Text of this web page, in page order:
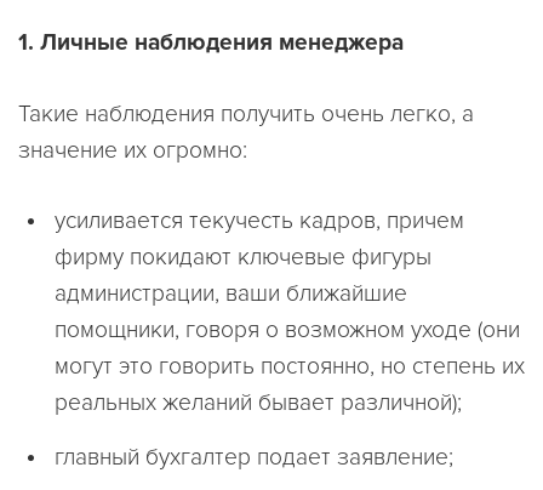
1. Личные наблюдения менеджера
Такие наблюдения получить очень легко, а
значение их огромно:
усиливается текучесть кадров, причем
фирму покидают ключевые фигуры
администрации, ваши ближайшие
помощники, говоря о возможном уходе (они
могут это говорить постоянно, но степень их
реальных желаний бывает различной);
главный бухгалтер подает заявление;